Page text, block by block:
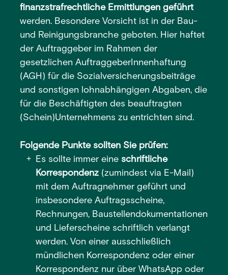
finanzstrafrechtliche Ermittlungen geführt
werden. Besondere Vorsicht ist in der Bau-
und Reinigungsbranche geboten. Hier haftet
der Auftraggeber im Rahmen der
gesetzlichen AuftraggeberInnenhaftung
(AGH) für die Sozialversicherungsbeiträge
und sonstigen lohnabhängigen Abgaben, die
für die Beschäftigten des beauftragten
(Schein)Unternehmens zu entrichten sind.
Folgende Punkte sollten Sie prüfen:
Es sollte immer eine schriftliche
Korrespondenz(zumindest via E-Mail)
mit dem Auftragnehmer geführt und
insbesondere Auftragsscheine,
Rechnungen, Baustellendokumentationen
und Lieferscheine schriftlich verlangt
werden. Von einer ausschließlich
mündlichen Korrespondenz oder einer
Korrespondenz nur über WhatsApp oder